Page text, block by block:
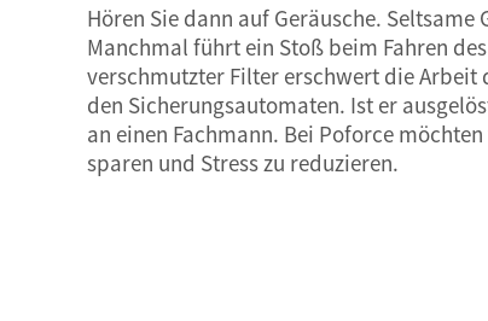
Hören Sie dann auf Geräusche.
Manchmal führt ein Stoß beim Fahren
verschmutzter Filter erschwert die Arbeit
den Sicherungsautomaten. Ist er
an einen Fachmann. Bei Poforce
sparen und Stress zu reduzieren.